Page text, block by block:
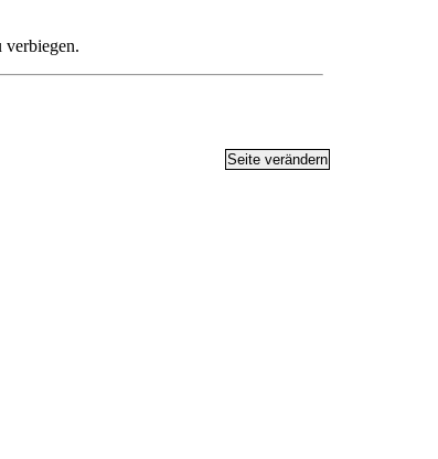
verbiegen.